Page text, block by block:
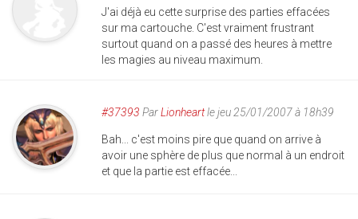
J'ai déjà eu cette surprise des parties effacées
sur ma cartouche. C'est vraiment frustrant
surtout quand on a passé des heures à mettre
les magies au niveau maximum.
#37393 ParLionheartle jeu 25/01/2007 à 18h39
Bah... c'est moins pire que quand on arrive à
avoir une sphère de plus que normal à un endroit
et que la partie est effacée...